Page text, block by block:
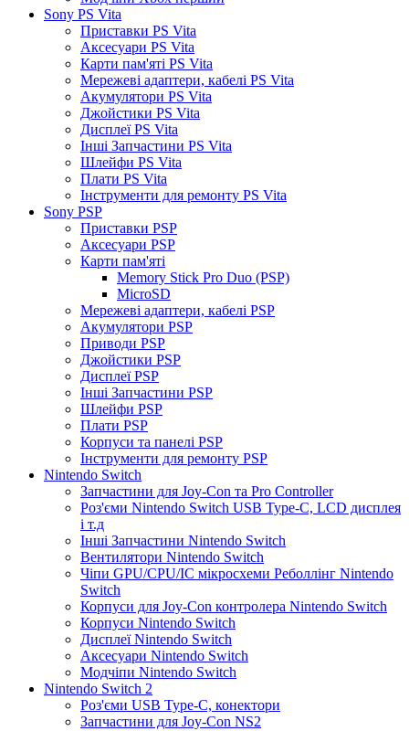
Sony PS Vita
Приставки PS Vita
Аксесуари PS Vita
Карти пам'яті PS Vita
Мережеві адаптери, кабелі PS Vita
Акумулятори PS Vita
Джойстики PS Vita
Дисплеї PS Vita
Інші Запчастини PS Vita
Шлейфи PS Vita
Плати PS Vita
Інструменти для ремонту PS Vita
Sony PSP
Приставки PSP
Аксесуари PSP
Карти пам'яті
Memory Stick Pro Duo (PSP)
MicroSD
Мережеві адаптери, кабелі PSP
Акумулятори PSP
Приводи PSP
Джойстики PSP
Дисплеї PSP
Інші Запчастини PSP
Шлейфи PSP
Плати PSP
Корпуси та панелі PSP
Інструменти для ремонту PSP
Nintendo Switch
Запчастини для Joy-Con та Pro Controller
Роз'єми Nintendo Switch USB Type-C, LCD дисплея
і т.д
Інші Запчастини Nintendo Switch
Вентилятори Nintendo Switch
Чіпи GPU/CPU/IC мікросхеми Реболлінг Nintendo
Switch
Корпуси для Joy-Con контролера Nintendo Switch
Корпуси Nintendo Switch
Дисплеї Nintendo Switch
Аксесуари Nintendo Switch
Модчіпи Nintendo Switch
Nintendo Switch 2
Роз'єми USB Type-C, конектори
Запчастини для Joy-Con NS2